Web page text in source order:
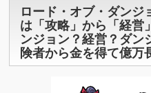
ロード・オブ・ダンジ
は「攻略」から「経
ンジョン？経営？ダン
険者から金を得て億万